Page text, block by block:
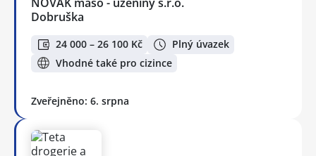
Dobruška
24 000 – 26 100 Kč
Plný úvazek
Vhodné také pro cizince
Zveřejněno: 6. srpna